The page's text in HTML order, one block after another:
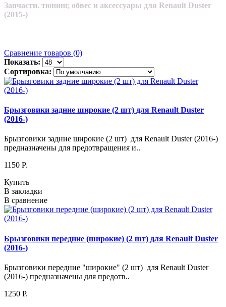
Запчасти. тюнинг, обвес и аксессуары для Renault Duster
(2015-)
Сравнение товаров (0)
Показать:
Сортировка:
Брызговики задние широкие (2 шт) для Renault Duster
(2016-)
Брызговики задние широкие (2 шт) для Renault Duster (2016-)
предназначены для предотвращения и..
1150 P.
Купить
В закладки
В сравнение
Брызговики передние (широкие) (2 шт) для Renault Duster
(2016-)
Брызговики передние "широкие" (2 шт) для Renault Duster
(2016-) предназначены для предотв..
1250 P.